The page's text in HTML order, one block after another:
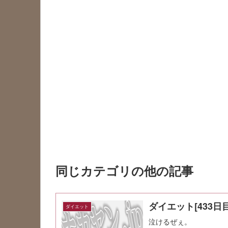
同じカテゴリの他の記事
ダイエット ダイエット[433日
泣けるぜぇ。